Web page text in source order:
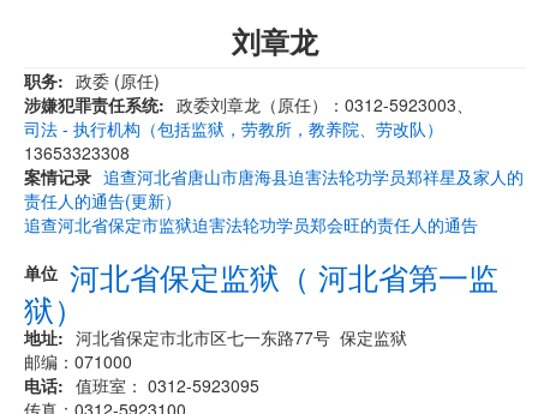
刘章龙
职务
政委 (原任)
涉嫌犯罪责任系统
司法 - 执行机构（包括监狱，劳教所，教养院、劳改队）
政委刘章龙（原任）：0312-5923003、
13653323308
案情记录 追查河北省唐山市唐海县迫害法轮功学员郑祥星及家人的
责任人的通告(更新）
追查河北省保定市监狱迫害法轮功学员郑会旺的责任人的通告
单位 河北省保定监狱（ 河北省第一监
狱）
地址
河北省保定市北市区七一东路77号 保定监狱
邮编：071000
电话
值班室： 0312-5923095
传真：0312-5923100